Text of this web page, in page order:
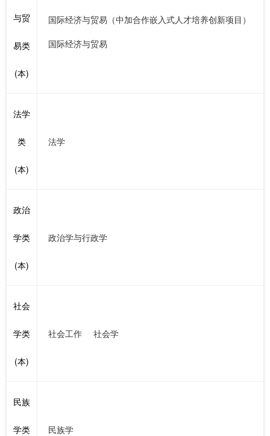
与贸
易类
(本)
国际经济与贸易（中加合作嵌入式人才培养创新项目）
国际经济与贸易
法学
类
(本)
法学
政治
学类
(本)
政治学与行政学
社会
学类
(本)
社会工作 社会学
民族
学类 民族学